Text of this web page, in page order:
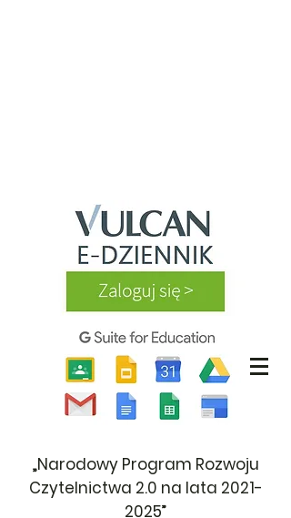
„Narodowy Program Rozwoju
Czytelnictwa 2.0 na lata 2021-
2025”